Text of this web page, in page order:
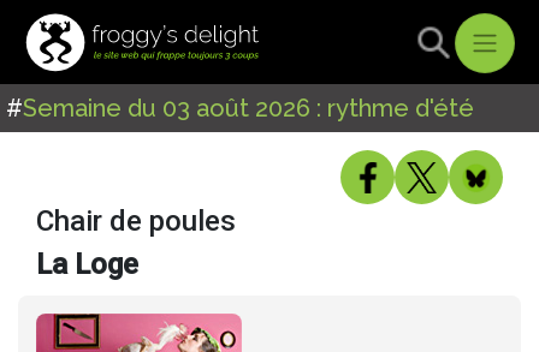
#Semaine du 03 août 2026 : rythme d'été
Chair de poules
La Loge